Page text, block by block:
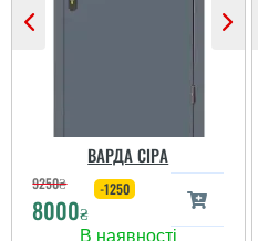
ВАРДА СІРА
9250₴
8000₴
-1250